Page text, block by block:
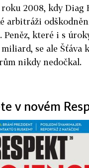
2008, kdy Diag
arbitráži
které i s
se ale Šťáva
nikdy nedočkal.
v novém